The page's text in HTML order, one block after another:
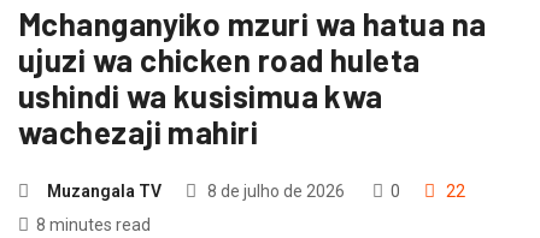
Mchanganyiko mzuri wa hatua na
ujuzi wa chicken road huleta
ushindi wa kusisimua kwa
wachezaji mahiri
Muzangala TV 8 de julho de 2026 0
22
8 minutes read